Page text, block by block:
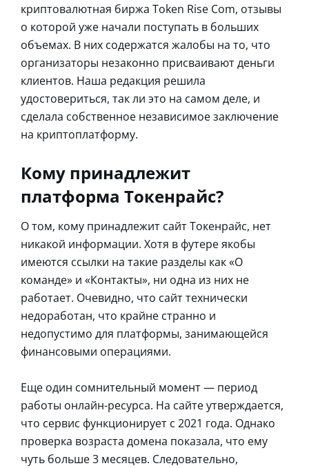
криптовалютная биржа Token Rise Com, отзывы
о которой уже начали поступать в больших
объемах. В них содержатся жалобы на то, что
организаторы незаконно присваивают деньги
клиентов. Наша редакция решила
удостовериться, так ли это на самом деле, и
сделала собственное независимое заключение
на криптоплатформу.
Кому принадлежит
платформа Токенрайс?
О том, кому принадлежит сайт Токенрайс, нет
никакой информации. Хотя в футере якобы
имеются ссылки на такие разделы как «О
команде» и «Контакты», ни одна из них не
работает. Очевидно, что сайт технически
недоработан, что крайне странно и
недопустимо для платформы, занимающейся
финансовыми операциями.
Еще один сомнительный момент ― период
работы онлайн-ресурса. На сайте утверждается,
что сервис функционирует с 2021 года. Однако
проверка возраста домена показала, что ему
чуть больше 3 месяцев. Следовательно,